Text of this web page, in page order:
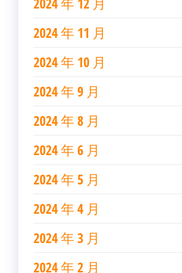
2024 年 11 月
2024 年 10 月
2024 年 9 月
2024 年 8 月
2024 年 6 月
2024 年 5 月
2024 年 4 月
2024 年 3 月
2024 年 2 月